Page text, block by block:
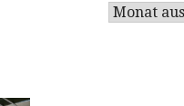
ARCHIV